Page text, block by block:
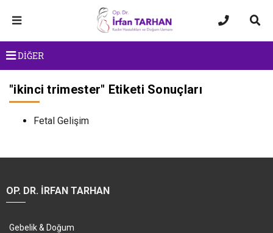
DİĞER
"ikinci trimester" Etiketi Sonuçları
Fetal Gelişim
OP. DR. İRFAN TARHAN
Gebelik & Doğum